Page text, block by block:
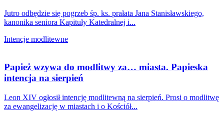
Jutro odbędzie się pogrzeb śp. ks. prałata Jana Stanisławskiego,
kanonika seniora Kapituły Katedralnej i...
Intencje modlitewne
Papież wzywa do modlitwy za… miasta. Papieska
intencja na sierpień
Leon XIV ogłosił intencję modlitewną na sierpień. Prosi o modlitwę
za ewangelizację w miastach i o Kościół...